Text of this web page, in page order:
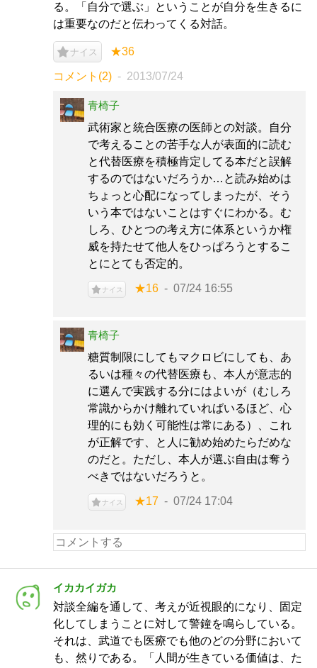
る。「自分で選ぶ」ということが自分を生きるに
は重要なのだと伝わってくる対話。
ナイス ★36
コメント(2) 2013/07/24
青椅子
武術家と統合医療の医師との対談。自分
で考えることの苦手な人が表面的に読む
と代替医療を積極肯定してる本だと誤解
するのではないだろうか…と読み始めは
ちょっと心配になってしまったが、そう
いう本ではないことはすぐにわかる。む
しろ、ひとつの考え方に体系というか権
威を持たせて他人をひっぱろうとするこ
とにとても否定的。
ナイス ★16 07/24 16:55
青椅子
糖質制限にしてもマクロビにしても、あ
るいは種々の代替医療も、本人が意志的
に選んで実践する分にはよいが（むしろ
常識からかけ離れていればいるほど、心
理的にも効く可能性は常にある）、これ
が正解です、と人に勧め始めたらだめな
のだと。ただし、本人が選ぶ自由は奪う
べきではないだろうと。
ナイス ★17 07/24 17:04
イカカイガカ
対談全編を通して、考えが近視眼的になり、固定
化してしまうことに対して警鐘を鳴らしている。
それは、武道でも医療でも他のどの分野において
も、然りである。「人間が生きている価値は、た